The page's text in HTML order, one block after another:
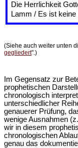
Die Herrlichkeit
Lamm / Es ist
(Siehe auch weiter unten
gegliedert".)
Im Gegensatz zur
prophetischen
chronologisch
unterschiedlicher
genauerer Prüfung,
wenige Ausnahmen
wir in diesem
chronologischen
genau das